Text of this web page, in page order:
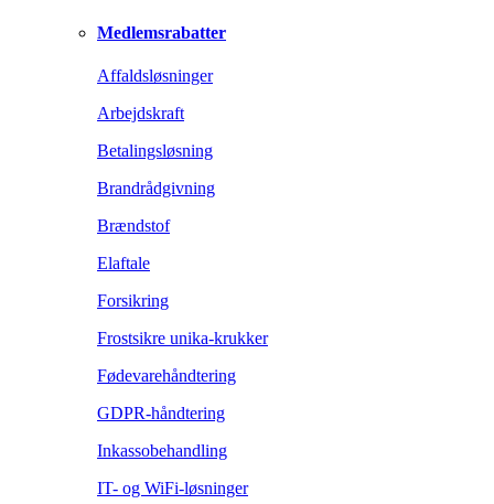
Medlemsrabatter
Affaldsløsninger
Arbejdskraft
Betalingsløsning
Brandrådgivning
Brændstof
Elaftale
Forsikring
Frostsikre unika-krukker
Fødevarehåndtering
GDPR-håndtering
Inkassobehandling
IT- og WiFi-løsninger